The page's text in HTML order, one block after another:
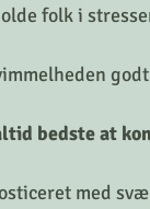
folk i
bedste at
med